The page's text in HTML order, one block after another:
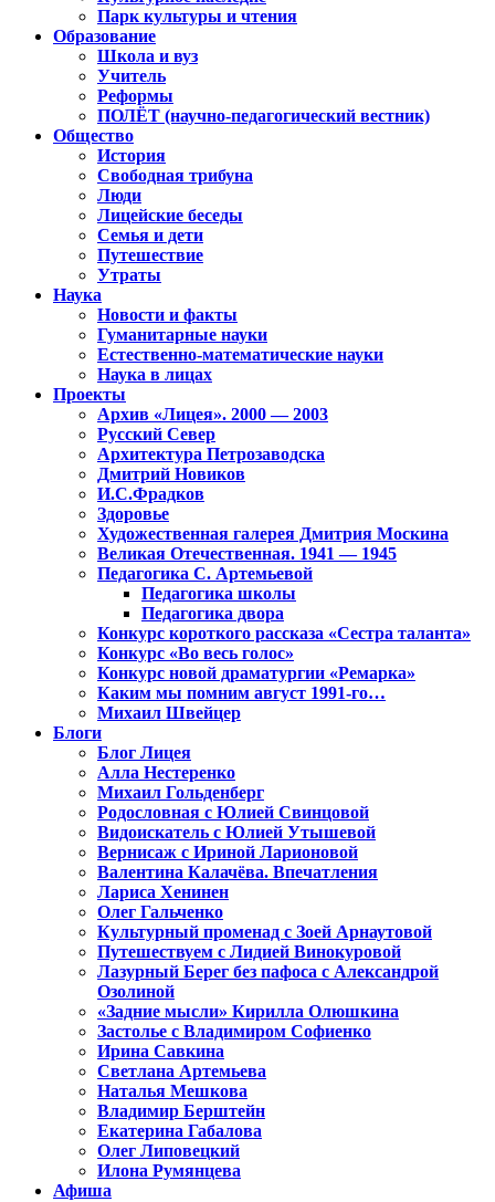
Парк культуры и чтения
Образование
Школа и вуз
Учитель
Реформы
ПОЛЁТ (научно-педагогический вестник)
Общество
История
Свободная трибуна
Люди
Лицейские беседы
Семья и дети
Путешествие
Утраты
Наука
Новости и факты
Гуманитарные науки
Естественно-математические науки
Наука в лицах
Проекты
Архив «Лицея». 2000 — 2003
Русский Север
Архитектура Петрозаводска
Дмитрий Новиков
И.С.Фрадков
Здоровье
Художественная галерея Дмитрия Москина
Великая Отечественная. 1941 — 1945
Педагогика С. Артемьевой
Педагогика школы
Педагогика двора
Конкурс короткого рассказа «Сестра таланта»
Конкурс «Во весь голос»
Конкурс новой драматургии «Ремарка»
Каким мы помним август 1991-го…
Михаил Швейцер
Блоги
Блог Лицея
Алла Нестеренко
Михаил Гольденберг
Родословная с Юлией Свинцовой
Видоискатель с Юлией Утышевой
Вернисаж с Ириной Ларионовой
Валентина Калачёва. Впечатления
Лариса Хенинен
Олег Гальченко
Культурный променад с Зоей Арнаутовой
Путешествуем с Лидией Винокуровой
Лазурный Берег без пафоса с Александрой
Озолиной
«Задние мысли» Кирилла Олюшкина
Застолье с Владимиром Софиенко
Ирина Савкина
Светлана Артемьева
Наталья Мешкова
Владимир Берштейн
Екатерина Габалова
Олег Липовецкий
Илона Румянцева
Афиша